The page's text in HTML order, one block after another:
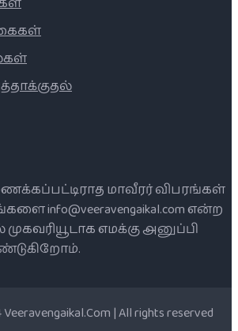
மாவீரர் விபரங்கள்
info@veeravengaikal.com என்ற
எமக்கு அனுப்பி
| All rights reserved